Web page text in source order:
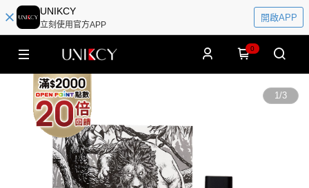
UNIKCY
立刻使用官方APP
開啟APP
0
1/3